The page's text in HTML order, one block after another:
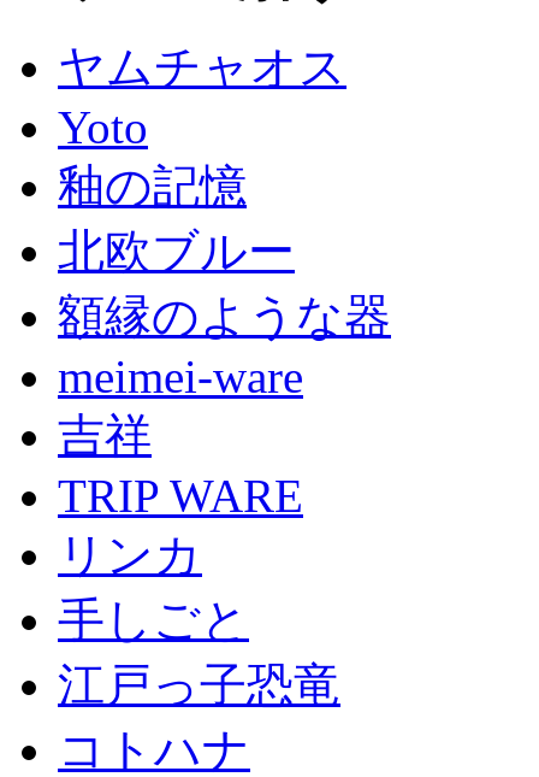
ヤムチャオス
Yoto
釉の記憶
北欧ブルー
額縁のような器
meimei-ware
吉祥
TRIP WARE
リンカ
手しごと
江戸っ子恐竜
コトハナ